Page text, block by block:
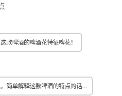
款啤酒的啤酒花特征啤花！
简单解释这款啤酒的特点的话…